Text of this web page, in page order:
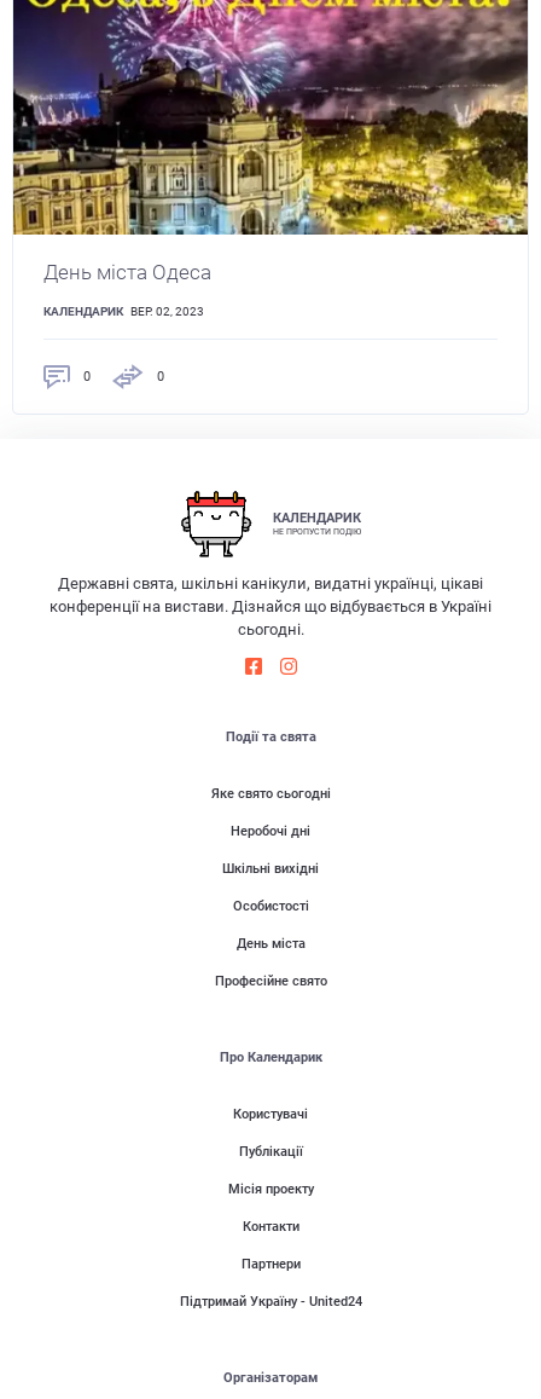
День міста Одеса
КАЛЕНДАРИК ВЕР. 02, 2023
0 0
КАЛЕНДАРИК
НЕ ПРОПУСТИ ПОДІЮ
Державні свята, шкільні канікули, видатні українці, цікаві
конференції на вистави. Дізнайся що відбувається в Україні
сьогодні.
Події та свята
Яке свято сьогодні
Неробочі дні
Шкільні вихідні
Особистості
День міста
Професійне свято
Про Календарик
Користувачі
Публікації
Місія проекту
Контакти
Партнери
Підтримай Україну - United24
Організаторам